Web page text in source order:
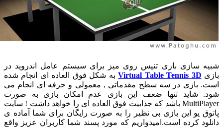
سازی بازی تنیس روی میز برای سیستم عامل اندروید در
Virtual Table Tennis 3Dبه شکل فوق العاده ای انجام شده
بازی در سه سطح مقدماتی , معمولی و حرفه ای انجام می
شاید تنها ضعف این بازی عدم امکان بازی به صورت
MultiPlayer باشد که جذابیت فوق العاده ای را خواهد داشت ! سایت
یو این بازی بی نظیر را به صورت رایگان برای شما آماده ی
کرده است.امیدواریم که مورد پسند شما کاربران عزیز واقع